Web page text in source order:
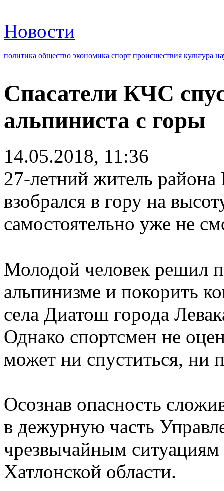
Новости
политика общество экономика спорт происшествия культура
Спасатели КЧС
альпиниста с горы
14.05.2018, 11:36
27-летний житель
взобрался в гору на
самостоятельно уже не
Молодой человек решил
альпинизме и покорить
села Диатош города
Однако спортсмен не
может ни спуститься, ни
Осознав опасность
в дежурную часть
чрезвычайным
Хатлонской области.